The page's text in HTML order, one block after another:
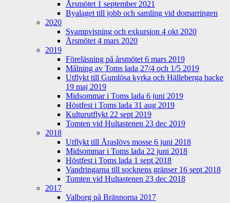
Årsmötet 1 september 2021
Byalaget till jobb och samling vid domarringen
2020
Svampvisning och exkursion 4 okt 2020
Årsmötet 4 mars 2020
2019
Föreläsning på årsmötet 6 mars 2019
Målning av Toms lada 27/4 och 1/5 2019
Utflykt till Gumlösa kyrka och Hälleberga backe
19 maj 2019
Midsommar i Toms lada 6 juni 2019
Höstfest i Toms lada 31 aug 2019
Kulturutflykt 22 sept 2019
Tomten vid Hultastenen 23 dec 2019
2018
Utflykt till Åraslövs mosse 6 juni 2018
Midsommar i Toms lada 22 juni 2018
Höstfest i Toms lada 1 sept 2018
Vandringarna till socknens gränser 16 sept 2018
Tomten vid Hultastenen 23 dec 2018
2017
Valborg på Brännorna 2017